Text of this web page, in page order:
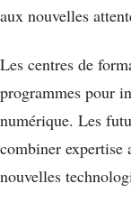
aux nouvelles
Les centres de
programmes pour
numérique. Les
combiner
nouvelles